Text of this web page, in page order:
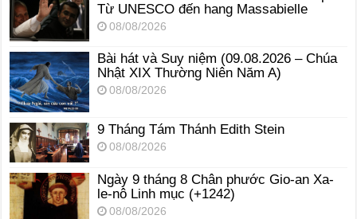
Từ UNESCO đến hang Massabielle
08/08/2026
Bài hát và Suy niệm (09.08.2026 – Chúa
Nhật XIX Thường Niên Năm A)
08/08/2026
9 Tháng Tám Thánh Edith Stein
08/08/2026
Ngày 9 tháng 8 Chân phước Gio-an Xa-
le-nô Linh mục (+1242)
08/08/2026